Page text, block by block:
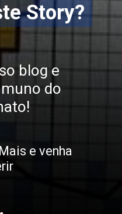
Story?
blog e
do
e venha